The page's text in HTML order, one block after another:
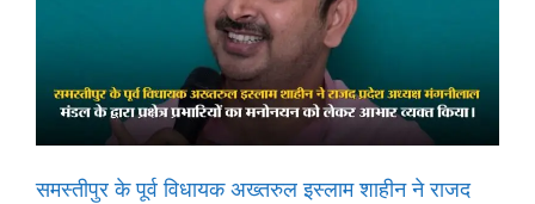
समस्तीपुर के पूर्व विधायक अख्तरुल इस्लाम शाहीन ने राजद